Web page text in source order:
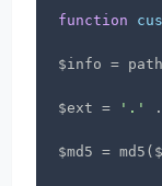
function
$info =
$ext = '.' .
$md5 =